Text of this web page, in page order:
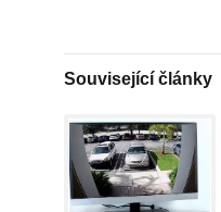
Související články